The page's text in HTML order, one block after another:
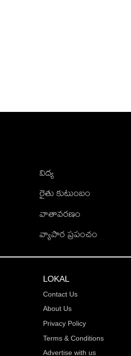
విద్య
రైతు కుటుంబం
వాతావరణం
వ్యాపార ప్రపంచం
LOKAL
Contact Us
About Us
Privacy Policy
Terms & Conditions
Advertise with us